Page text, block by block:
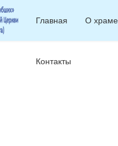
Главная О храме
Контакты